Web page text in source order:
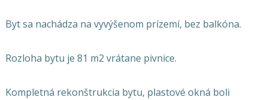
Byt sa nachádza na vyvýšenom prízemí, bez balkóna.
Rozloha bytu je 81 m2 vrátane pivnice.
Kompletná rekonštrukcia bytu, plastové okná boli